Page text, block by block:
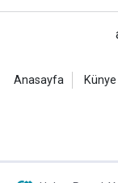
Anasayfa Künye